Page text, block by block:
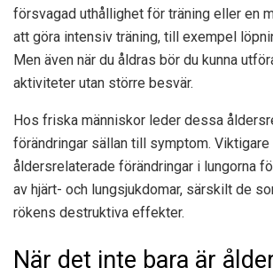
försvagad uthållighet för träning eller en
att göra intensiv träning, till exempel
Men även när du åldras bör du kunna
aktiviteter utan större besvär.
Hos friska människor leder dessa
förändringar sällan till symptom. Viktigare
åldersrelaterade förändringar i lungorna
av hjärt- och lungsjukdomar, särskilt de
rökens destruktiva effekter.
När det inte bara är